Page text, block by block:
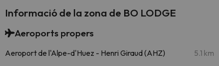
Informació de la zona de BO LODGE
Aeroports propers
Aeroport de l'Alpe-d'Huez - Henri Giraud (AHZ) 5.1 km